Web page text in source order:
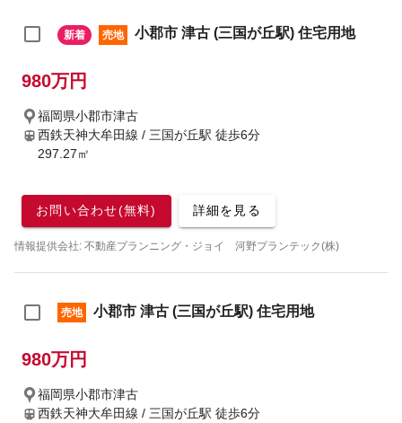
新着 売地 小郡市 津古 (三国が丘駅) 住宅用地
980万円
福岡県小郡市津古
西鉄天神大牟田線 / 三国が丘駅 徒歩6分
297.27㎡
お問い合わせ(無料) 詳細を見る
情報提供会社: 不動産プランニング・ジョイ 河野プランテック(株)
売地 小郡市 津古 (三国が丘駅) 住宅用地
980万円
福岡県小郡市津古
西鉄天神大牟田線 / 三国が丘駅 徒歩6分